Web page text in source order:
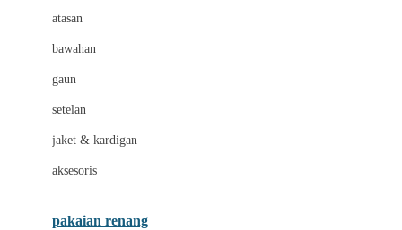
Bravado
Buds Organics
Bugaboo
atasan
bawahan
gaun
setelan
jaket & kardigan
aksesoris
pakaian renang